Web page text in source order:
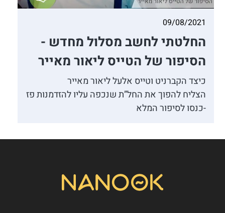
09/08/2021
החלטתי לחשב מסלול מחדש -
הסיפור של הטייס ליאור מאייר
כיצד הקברניט וטייס אלעל ליאור מאייר
הצליח להפוך את החל”ת שנכפה עליו להזדמנות פז
-כנסו לסיפור המלא